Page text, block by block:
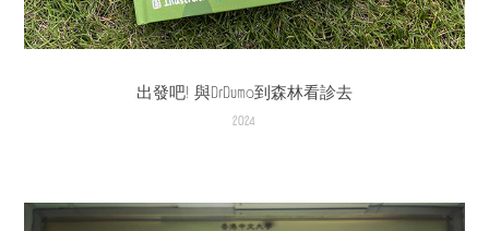
出發吧! 與DrDumo到森林看診去
2024